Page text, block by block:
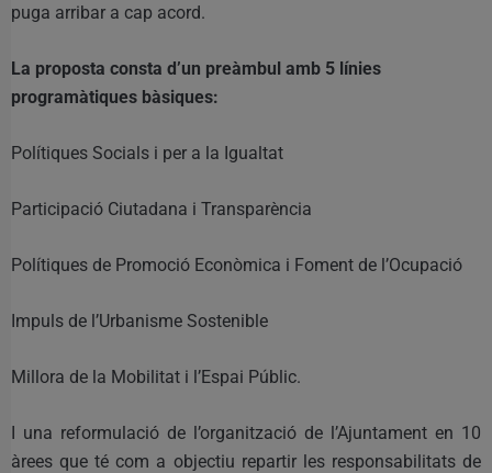
puga arribar a cap acord.
La proposta consta d’un preàmbul amb 5 línies
programàtiques bàsiques:
Polítiques Socials i per a la Igualtat
Participació Ciutadana i Transparència
Polítiques de Promoció Econòmica i Foment de l’Ocupació
Impuls de l’Urbanisme Sostenible
Millora de la Mobilitat i l’Espai Públic.
I una reformulació de l’organització de l’Ajuntament en 10
àrees que té com a objectiu repartir les responsabilitats de